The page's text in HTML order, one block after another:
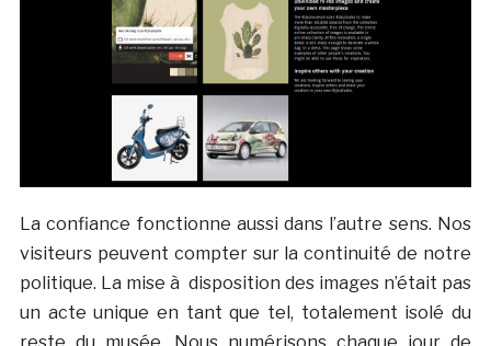
La confiance fonctionne aussi dans l’autre sens. Nos
visiteurs peuvent compter sur la continuité de notre
politique. La mise à disposition des images n’était pas
un acte unique en tant que tel, totalement isolé du
reste du musée. Nous numérisons chaque jour de